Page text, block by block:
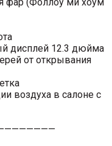
дисплей 12.3 дюйма
от открывания
воздуха в салоне с